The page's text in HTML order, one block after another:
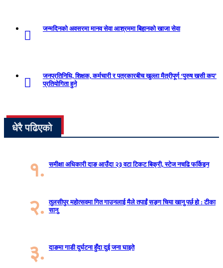
जन्मदिनको अवसरमा मानव सेवा आश्रममा बिहानको खाजा सेवा
जनप्रतिनिधि, शिक्षक, कर्मचारी र पत्रकारबीच खुल्ला मैत्रीपूर्ण ‘पुरुष खसी कप’
प्रतियोगिता हुने
धेरै पढिएको
१. समीक्षा अधिकारी दाङ आउँदा २३ वटा टिकट बिक्री, स्टेज नचढि फर्किइन
२.
तुलसीपुर महोत्सवमा गित गाउनलाई मैले तपाईं सङ्ग चिया खानु पर्छ हो : टीका
सानु
३. दाङमा गाडी दुर्घटना हुँदा दुई जना घाइते